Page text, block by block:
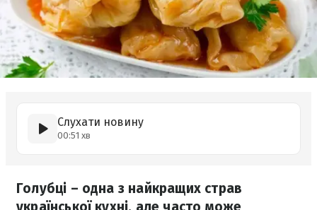
Слухати новину
00:51 хв
Голубці – одна з найкращих страв